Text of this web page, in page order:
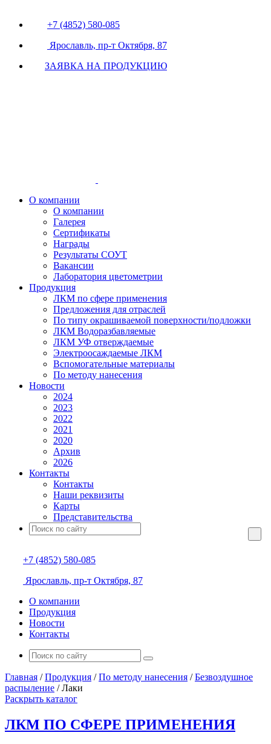
+7 (4852) 580-085
Ярославль, пр-т Октября, 87
ЗАЯВКА НА ПРОДУКЦИЮ
О компании
О компании
Галерея
Сертификаты
Награды
Результаты СОУТ
Вакансии
Лаборатория цветометрии
Продукция
ЛКМ по сфере применения
Предложения для отраслей
По типу окрашиваемой поверхности/подложки
ЛКМ Водоразбавляемые
ЛКМ УФ отверждаемые
Электроосаждаемые ЛКМ
Вспомогательные материалы
По методу нанесения
Новости
2024
2023
2022
2021
2020
Архив
2026
Контакты
Контакты
Наши реквизиты
Карты
Представительства
+7 (4852) 580-085
Ярославль, пр-т Октября, 87
О компании
Продукция
Новости
Контакты
Главная /Продукция /По методу нанесения /Безвоздушное
распыление /Лаки
Раскрыть каталог
ЛКМ ПО СФЕРЕ ПРИМЕНЕНИЯ